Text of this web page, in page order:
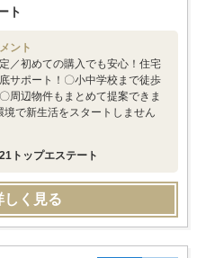
ト
ント
／初めての購入でも安心！住宅
サポート！〇小中学校まで徒歩
周辺物件もまとめて提案できま
境で新生活をスタートしません
トップエステート
しく見る